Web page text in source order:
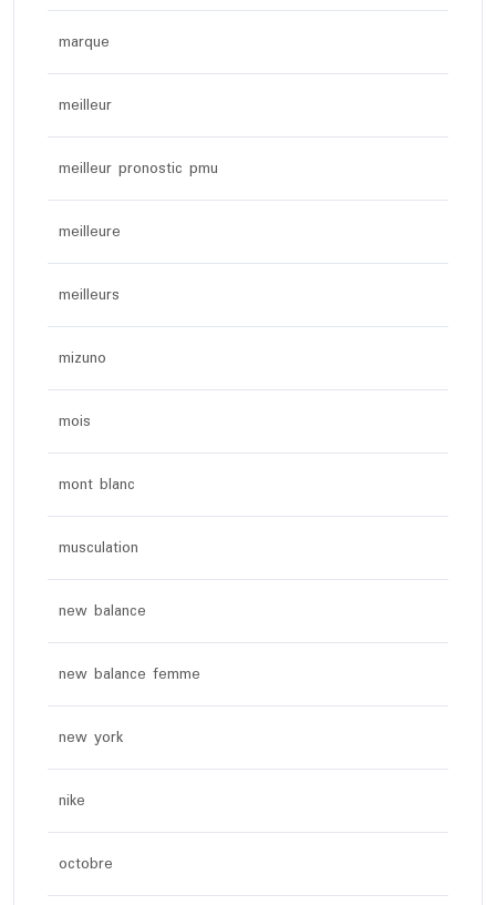
marque
meilleur
meilleur pronostic pmu
meilleure
meilleurs
mizuno
mois
mont blanc
musculation
new balance
new balance femme
new york
nike
octobre